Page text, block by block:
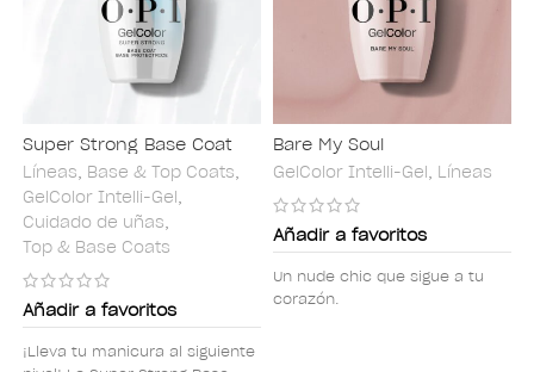
Super Strong Base Coat
Líneas, Base & Top Coats,
GelColor Intelli-Gel,
Cuidado de uñas,
Top & Base Coats
Añadir a favoritos
¡Lleva tu manicura al siguiente
Bare My Soul
GelColor Intelli-Gel, Líneas
Añadir a favoritos
Un nude chic que sigue a tu
corazón.